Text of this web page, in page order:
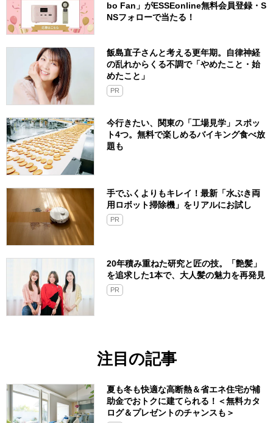
bo Fan」がESSEonline無料会員登録・S
NSフォローで当たる！
飯島直子さんと考える更年期。自律神経
の乱れからくる不調で「やめたこと・始
めたこと」
PR
今行きたい、関東の「工場見学」スポッ
ト4つ。無料で楽しめるバイキング食べ放
題も
手でふくよりもキレイ！最新「水ぶき両
用ロボット掃除機」をリアルにお試し
PR
20年積み重ねた研究と匠の技。「艶髪」
を追求した1本で、大人髪の魅力を再発見
PR
注目の記事
夏も冬も快適な高断熱＆省エネ住宅が補
助金でおトクに建てられる！＜無料カタ
ログ＆プレゼントのチャンスも＞